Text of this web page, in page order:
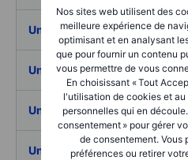
Nos sites web utilisent des
meilleure expérience de
optimisant et en analysant
que pour fournir un contenu
vous permettre de vous
En choisissant « Tout
l'utilisation de cookies et
personnelles qui en
consentement » pour gérer
de consentement. Vous
préférences ou retirer
Unity Bancorp Inc.
Unity Software
Universal Corp.
Universal Display Corp.